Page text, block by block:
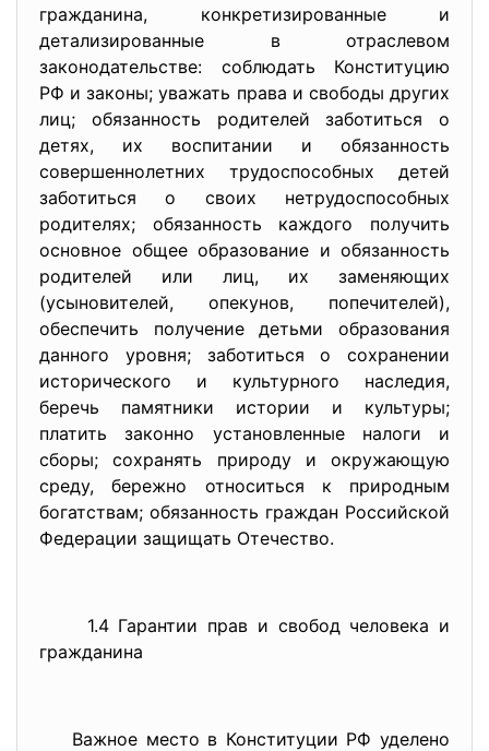
гражданина, конкретизированные и
детализированные в отраслевом
законодательстве: соблюдать Конституцию
РФ и законы; уважать права и свободы других
лиц; обязанность родителей заботиться о
детях, их воспитании и обязанность
совершеннолетних трудоспособных детей
заботиться о своих нетрудоспособных
родителях; обязанность каждого получить
основное общее образование и обязанность
родителей или лиц, их заменяющих
(усыновителей, опекунов, попечителей),
обеспечить получение детьми образования
данного уровня; заботиться о сохранении
исторического и культурного наследия,
беречь памятники истории и культуры;
платить законно установленные налоги и
сборы; сохранять природу и окружающую
среду, бережно относиться к природным
богатствам; обязанность граждан Российской
Федерации защищать Отечество.
1.4 Гарантии прав и свобод человека и
гражданина
Важное место в Конституции РФ уделено